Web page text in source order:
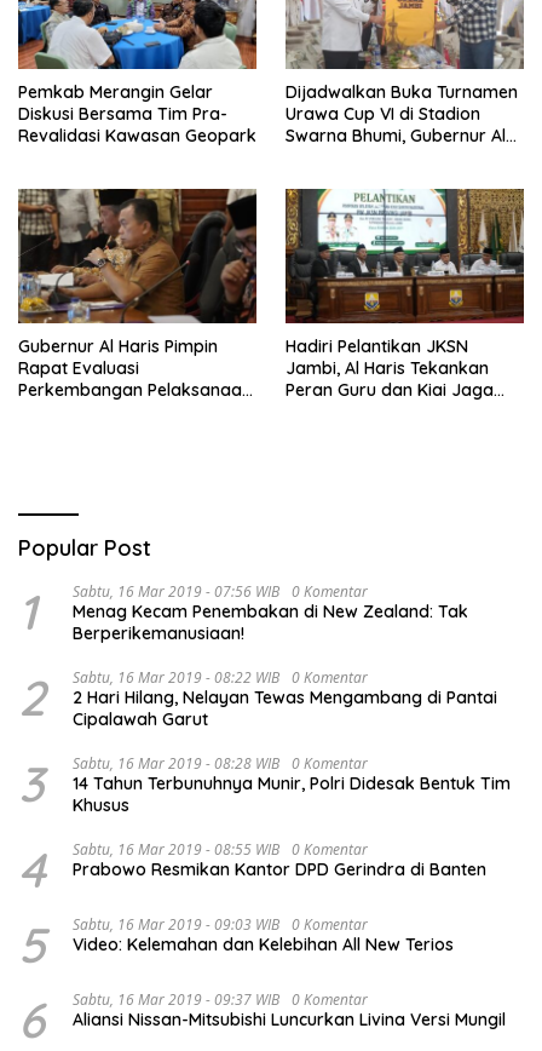
Pemkab Merangin Gelar
Diskusi Bersama Tim Pra-
Revalidasi Kawasan Geopark
Dijadwalkan Buka Turnamen
Urawa Cup VI di Stadion
Swarna Bhumi, Gubernur Al
Gubernur Al Haris Pimpin
Rapat Evaluasi
Perkembangan Pelaksanaan
Hadiri Pelantikan JKSN
Jambi, Al Haris Tekankan
Peran Guru dan Kiai Jaga
Popular Post
1 Sabtu, 16 Mar 2019 - 07:56 WIB 0 Komentar
Menag Kecam Penembakan di New Zealand: Tak
Berperikemanusiaan!
2 Sabtu, 16 Mar 2019 - 08:22 WIB 0 Komentar
2 Hari Hilang, Nelayan Tewas Mengambang di Pantai
Cipalawah Garut
3 Sabtu, 16 Mar 2019 - 08:28 WIB 0 Komentar
14 Tahun Terbunuhnya Munir, Polri Didesak Bentuk Tim
Khusus
4 Sabtu, 16 Mar 2019 - 08:55 WIB 0 Komentar
Prabowo Resmikan Kantor DPD Gerindra di Banten
5 Sabtu, 16 Mar 2019 - 09:03 WIB 0 Komentar
Video: Kelemahan dan Kelebihan All New Terios
6 Sabtu, 16 Mar 2019 - 09:37 WIB 0 Komentar
Aliansi Nissan-Mitsubishi Luncurkan Livina Versi Mungil